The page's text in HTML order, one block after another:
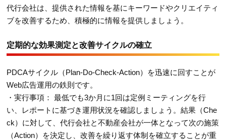
代行会社は、提供された情報を基にキーワードやクリエイティ
ブを改善するため、積極的に情報を提供しましょう。
定期的な効果測定と改善サイクルの確立
PDCAサイクル（Plan-Do-Check-Action）を迅速に回すことが
Web広告運用の鉄則です。
・実行事項： 最低でも3か月に1回は定例ミーティングを行
い、レポートに基づき運用状況を確認しましょう。結果（Che
ck）に対して、代行会社と不動産会社が一体となって次の施策
（Action）を決定し、改善を繰り返す体制を確立することが重